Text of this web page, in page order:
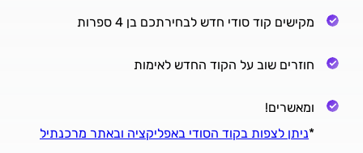
מקישים קוד סודי חדש לבחירתכם בן 4 ספרות
חוזרים שוב על הקוד החדש לאימות
ומאשרים!
*ניתן לצפות בקוד הסודי באפליקציה ובאתר מרכנתיל